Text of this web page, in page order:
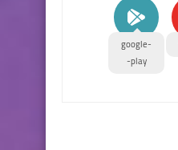
google-
play-